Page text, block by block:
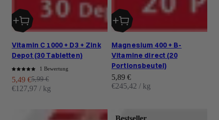
Vitamin C 1000 + D3 + Zink
Depot (30 Tabletten)
1 Bewertung
Angebot
5,49 €Regulärer Preis
5,99 €
€127,97 / kg
Magnesium 400 + B-
Vitamine direct (20
Portionsbeutel)
Angebot
5,89 €
€245,42 / kg
Bestseller